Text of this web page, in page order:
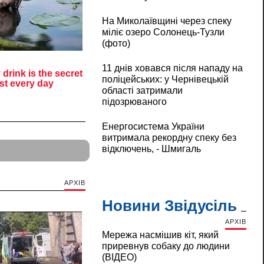
АРХІВ
На Миколаївщині через спеку
міліє озеро Солонець-Тузли
(фото)
11 днів ховався після нападу на
поліцейських: у Чернівецькій
області затримали
підозрюваного
Енергосистема України
витримала рекордну спеку без
відключень, - Шмигаль
Новини Звідусіль
АРХІВ
Мережа насмішив кіт, який
приревнув собаку до людини
(ВІДЕО)